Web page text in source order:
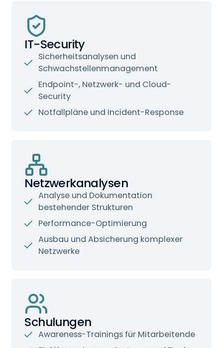
IT-Security
Sicherheitsanalysen und
Schwachstellenmanagement
Endpoint-, Netzwerk- und Cloud-
Security
Notfallpläne und Incident-Response
Netzwerkanalysen
Analyse und Dokumentation
bestehender Strukturen
Performance-Optimierung
Ausbau und Absicherung komplexer
Netzwerke
Schulungen
Awareness-Trainings für Mitarbeitende